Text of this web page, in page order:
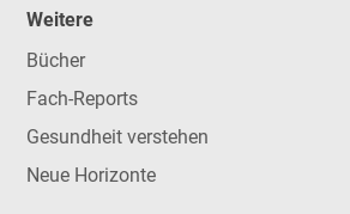
Weitere
Bücher
Fach-Reports
Gesundheit verstehen
Neue Horizonte